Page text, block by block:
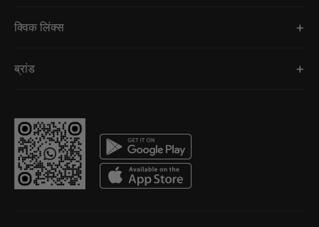
क्विक लिंक्स
ब्रांड